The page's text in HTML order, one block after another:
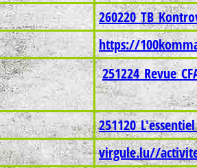
https://
virgule.lu//